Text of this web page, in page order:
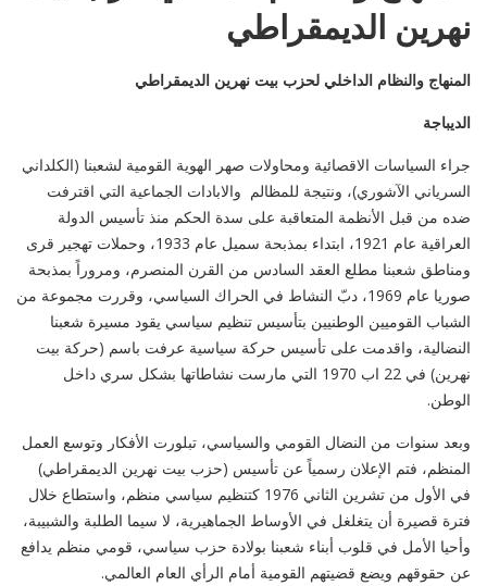
نهرين الديمقراطي
المنهاج والنظام الداخلي لحزب بيت نهرين الديمقراطي
الديباجة
جراء السياسات الاقصائية ومحاولات صهر الهوية القومية لشعبنا (الكلداني
السرياني الآشوري)، ونتيجة للمظالم والابادات الجماعية التي اقترفت
ضده من قبل الأنظمة المتعاقبة على سدة الحكم منذ تأسيس الدولة
العراقية عام 1921، ابتداء بمذبحة سميل عام 1933، وحملات تهجير قرى
ومناطق شعبنا مطلع العقد السادس من القرن المنصرم، ومروراً بمذبحة
صوريا عام 1969، دبّ النشاط في الحراك السياسي، وقررت مجموعة من
الشباب القوميين الوطنيين بتأسيس تنظيم سياسي يقود مسيرة شعبنا
النضالية، واقدمت على تأسيس حركة سياسية عرفت باسم (حركة بيت
نهرين) في 22 اب 1970 التي مارست نشاطاتها بشكل سري داخل
الوطن.
وبعد سنوات من النضال القومي والسياسي، تبلورت الأفكار وتوسع العمل
المنظم، فتم الإعلان رسمياً عن تأسيس (حزب بيت نهرين الديمقراطي)
في الأول من تشرين الثاني 1976 كتنظيم سياسي منظم، واستطاع خلال
فترة قصيرة أن يتغلغل في الأوساط الجماهيرية، لا سيما الطلبة والشبيبة،
وأحيا الأمل في قلوب أبناء شعبنا بولادة حزب سياسي، قومي منظم يدافع
عن حقوقهم ويضع قضيتهم القومية أمام الرأي العام العالمي.